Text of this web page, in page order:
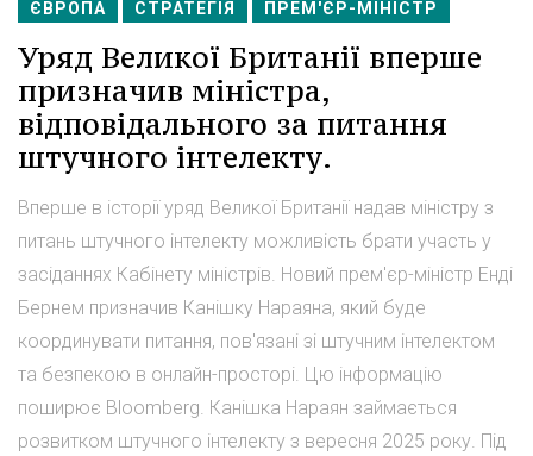
ЄВРОПА СТРАТЕГІЯ ПРЕМ'ЄР-МІНІСТР
Уряд Великої Британії вперше
призначив міністра,
відповідального за питання
штучного інтелекту.
Вперше в історії уряд Великої Британії надав міністру з
питань штучного інтелекту можливість брати участь у
засіданнях Кабінету міністрів. Новий прем'єр-міністр Енді
Бернем призначив Канішку Нараяна, який буде
координувати питання, пов'язані зі штучним інтелектом
та безпекою в онлайн-просторі. Цю інформацію
поширює Bloomberg. Канішка Нараян займається
розвитком штучного інтелекту з вересня 2025 року. Під